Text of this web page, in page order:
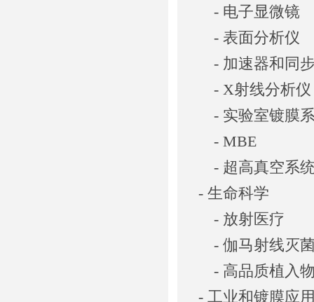
- 电子显微镜
- 表面分析仪
- 加速器和同
- X射线分析仪
- 实验室镀膜
- MBE
- 超高真空系
- 生命科学
- 放射医疗
- 伽马射线灭
- 高品质植入
- 工业和镀膜应